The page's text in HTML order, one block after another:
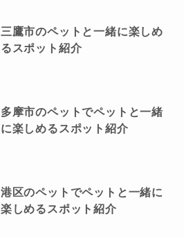
三鷹市のペットと一緒に楽しめ
るスポット紹介
多摩市のペットでペットと一緒
に楽しめるスポット紹介
港区のペットでペットと一緒に
楽しめるスポット紹介